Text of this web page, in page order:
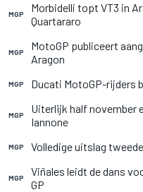
MGP
Morbidelli topt VT3 in
Quartararo
MGP
MotoGP publiceert
Aragon
MGP Ducati MotoGP-rijders
MGP
Uiterlijk half november
Iannone
MGP Volledige uitslag
MGP
Viñales leidt de dans
GP